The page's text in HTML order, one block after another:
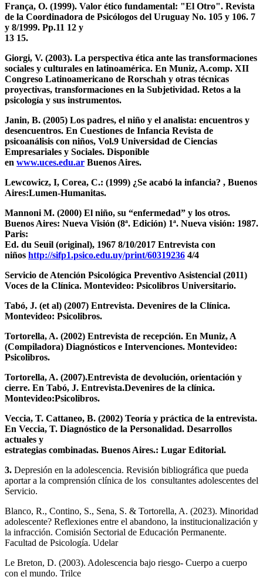
França, O. (1999). Valor ético fundamental: "El Otro". Revista
de la Coordinadora de Psicólogos del Uruguay No. 105 y 106. 7
y 8/1999. Pp.11 12 y
13 15.
Giorgi, V. (2003). La perspectiva ética ante las transformaciones
sociales y culturales en latinoamérica. En Muniz, A.comp. XII
Congreso Latinoamericano de Rorschah y otras técnicas
proyectivas, transformaciones en la Subjetividad. Retos a la
psicología y sus instrumentos.
Janin, B. (2005) Los padres, el niño y el analista: encuentros y
desencuentros. En Cuestiones de Infancia Revista de
psicoanálisis con niños, Vol.9 Universidad de Ciencias
Empresariales y Sociales. Disponible
en www.uces.edu.ar Buenos Aires.
Lewcowicz, I, Corea, C.: (1999) ¿Se acabó la infancia? , Buenos
Aires:Lumen-Humanitas.
Mannoni M. (2000) El niño, su “enfermedad” y los otros.
Buenos Aires: Nueva Visión (8ª. Edición) 1ª. Nueva visión: 1987.
Paris:
Ed. du Seuil (original), 1967 8/10/2017 Entrevista con
niños http://sifp1.psico.edu.uy/print/60319236 4/4
Servicio de Atención Psicológica Preventivo Asistencial (2011)
Voces de la Clínica. Montevideo: Psicolibros Universitario.
Tabó, J. (et al) (2007) Entrevista. Devenires de la Clínica.
Montevideo: Psicolibros.
Tortorella, A. (2002) Entrevista de recepción. En Muniz, A
(Compiladora) Diagnósticos e Intervenciones. Montevideo:
Psicolibros.
Tortorella, A. (2007).Entrevista de devolución, orientación y
cierre. En Tabó, J. Entrevista.Devenires de la clínica.
Montevideo:Psicolibros.
Veccia, T. Cattaneo, B. (2002) Teoría y práctica de la entrevista.
En Veccia, T. Diagnóstico de la Personalidad. Desarrollos
actuales y
estrategias combinadas. Buenos Aires.: Lugar Editorial.
3. Depresión en la adolescencia. Revisión bibliográfica que pueda
aportar a la comprensión clínica de los consultantes adolescentes del
Servicio.
Blanco, R., Contino, S., Sena, S. & Tortorella, A. (2023). Minoridad
adolescente? Reflexiones entre el abandono, la institucionalización y
la infracción. Comisión Sectorial de Educación Permanente.
Facultad de Psicología. Udelar
Le Breton, D. (2003). Adolescencia bajo riesgo- Cuerpo a cuerpo
con el mundo. Trilce